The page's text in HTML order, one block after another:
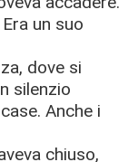
un suo
dove si
silenzio
Anche i
chiuso,